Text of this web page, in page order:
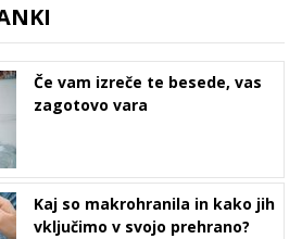
Če vam izreče te besede, vas
zagotovo vara
Kaj so makrohranila in kako jih
vključimo v svojo prehrano?